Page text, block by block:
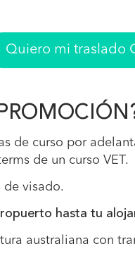
Quiero mi traslado
de curso por
de un curso VET.
de visado.
hasta tu
australiana con